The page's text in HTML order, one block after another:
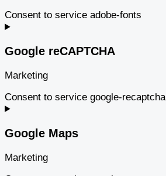
Consent to service adobe-fonts
Google reCAPTCHA
Marketing
Consent to service google-recaptcha
Google Maps
Marketing